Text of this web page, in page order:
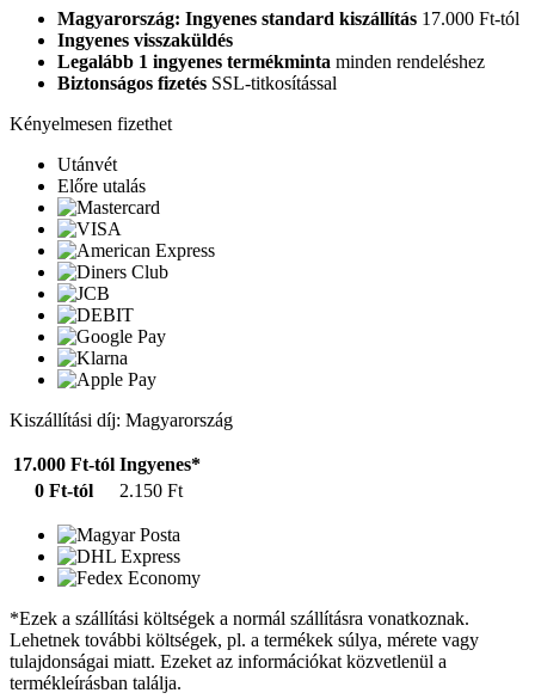
Magyarország: Ingyenes standard kiszállítás 17.000 Ft-tól
Ingyenes visszaküldés
Legalább 1 ingyenes termékminta minden rendeléshez
Biztonságos fizetés SSL-titkosítással
Kényelmesen fizethet
Utánvét
Előre utalás
Kiszállítási díj: Magyarország
17.000 Ft-tól Ingyenes*
0 Ft-tól
2.150 Ft
*Ezek a szállítási költségek a normál szállításra vonatkoznak.
Lehetnek további költségek, pl. a termékek súlya, mérete vagy
tulajdonságai miatt. Ezeket az információkat közvetlenül a
termékleírásban találja.